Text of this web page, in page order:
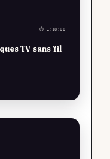
⏱ 1:18:08
TV sans fil